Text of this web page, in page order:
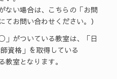
ない場合は、こちらの「お問
てお問い合わせください。）
がついている教室は、「日
資格」を取得している
室となります。